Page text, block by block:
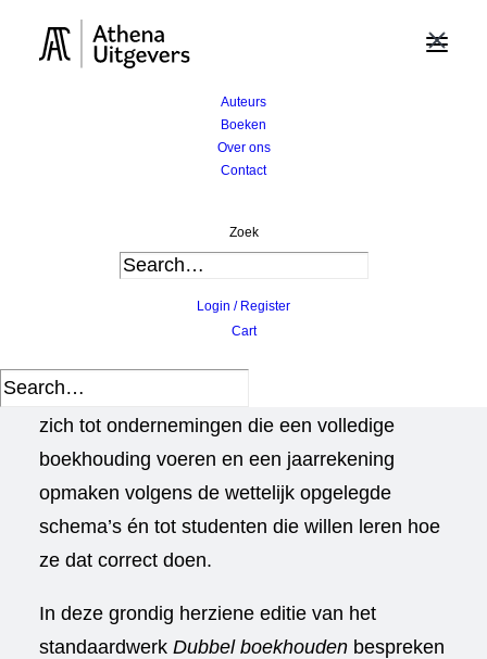
Auteurs
Boeken
Over ons
Contact
Zoek
Login / Register
Cart
Home
Dubbel boekhouden – 7de editie
Dubbel boekhouden -
7de editie
Patricia Everaert
MetDubbel boekhouden
zich tot ondernemingen die een volledige
boekhouding voeren en een jaarrekening
opmaken volgens de wettelijk opgelegde
schema’s én tot studenten die willen leren hoe
ze dat correct doen.
In deze grondig herziene editie van het
standaardwerk Dubbel boekhouden bespreken